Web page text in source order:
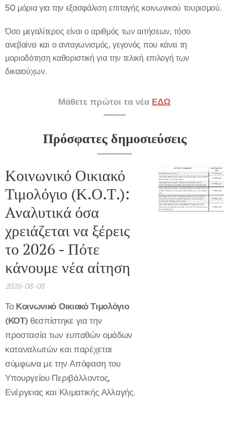
50 μόρια για την εξασφάλιση επιταγής κοινωνικού τουρισμού.
Όσο μεγαλίτερος είναι ο αριθμός των αιτήσεων, τόσο
ανεβαίνει και ο ανταγωνισμός, γεγονός που κάνει τη
μοριοδότηση καθοριστική για την τελική επιλογή των
δικαιούχων.
Μάθετε πρώτοι τα νέα ΕΔΩ
Πρόσφατες δημοσιεύσεις
Κοινωνικό Οικιακό
Τιμολόγιο (Κ.Ο.Τ.):
Aναλυτικά όσα
χρειάζεται να ξέρεις
το 2026 - Πότε
κάνουμε νέα αίτηση
2026-08-08
Το Κοινωνικό Οικιακό Τιμολόγιο
(ΚΟΤ) θεσπίστηκε για την
προστασία των ευπαθών ομάδων
καταναλωτών και παρέχεται
σύμφωνα με την Απόφαση του
Υπουργείου Περιβάλλοντος,
Ενέργειας και Κλιματικής Αλλαγής.